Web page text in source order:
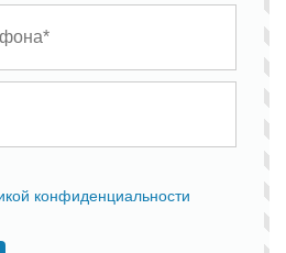
конфиденциальности